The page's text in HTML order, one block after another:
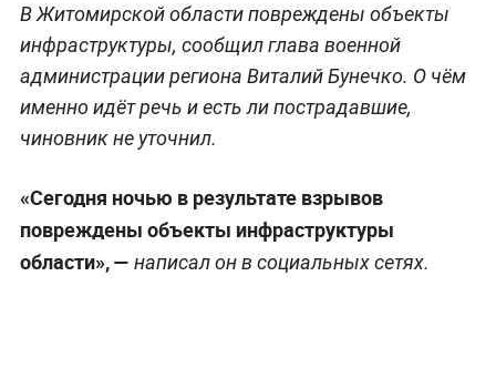
В Житомирской области повреждены объекты
инфраструктуры, сообщил глава военной
администрации региона Виталий Бунечко. О чём
именно идёт речь и есть ли пострадавшие,
чиновник не уточнил.
«Сегодня ночью в результате взрывов
повреждены объекты инфраструктуры
области», — написал он в социальных сетях.